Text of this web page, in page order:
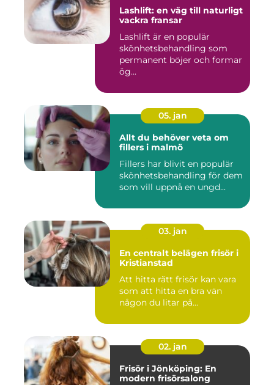
Lashlift: en väg till naturligt
vackra fransar
Lashlift är en populär
skönhetsbehandling som
permanent böjer och formar
ög...
05. jan
Allt du behöver veta om
fillers i malmö
Fillers har blivit en populär
skönhetsbehandling för dem
som vill uppnå en ungd...
03. jan
En centralt belägen frisör i
Kristianstad
Att hitta rätt frisör kan vara
som att hitta en bra vän
någon du litar på...
02. jan
Frisör i Jönköping: En
modern frisörsalong